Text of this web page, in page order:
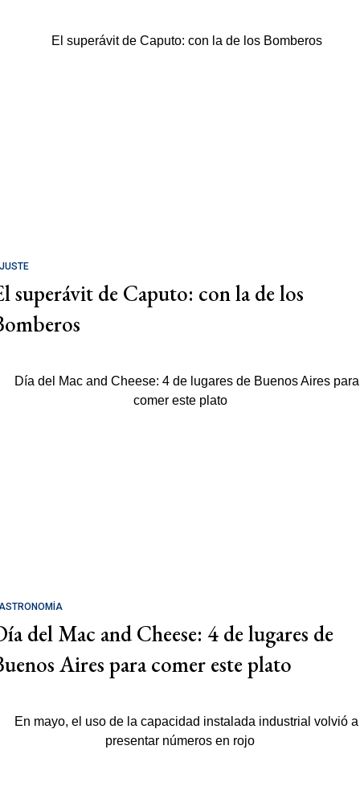
superávit de Caputo: con la de los
del Mac and Cheese: 4 de lugares de
Aires para comer este plato